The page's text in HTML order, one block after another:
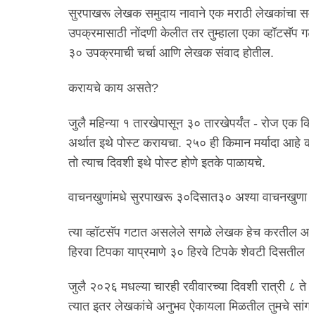
सुरपाखरू लेखक समुदाय नावाने एक मराठी लेखकांचा
उपक्रमासाठी नोंदणी केलीत तर तुम्हाला एका
३० उपक्रमाची चर्चा आणि लेखक संवाद होतील.
करायचे काय असते?
जुलै महिन्या १ तारखेपासून ३० तारखेपर्यंत - रोज एक
अर्थात इथे पोस्ट करायचा. २५० ही किमान मर्यादा
तो त्याच दिवशी इथे पोस्ट होणे इतके पाळायचे.
वाचनखुणांमधे सुरपाखरू ३०दिसात३० अश्या
त्या व्हॉटसॅप गटात असलेले सगळे लेखक हेच करतील आणि
हिरवा टिपका याप्रमाणे ३० हिरवे टिपके शेवटी दिसतील
जुलै २०२६ मधल्या चारही रवीवारच्या दिवशी
त्यात इतर लेखकांचे अनुभव ऐकायला मिळतील तुमचे